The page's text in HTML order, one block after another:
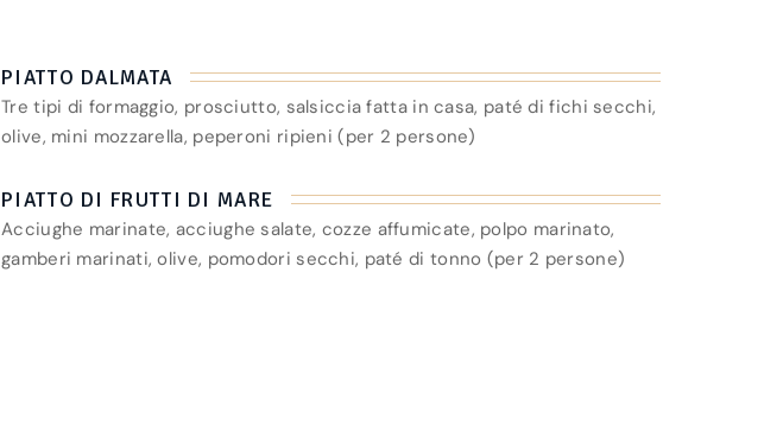
PIATTO DALMATA
Tre tipi di formaggio, prosciutto, salsiccia fatta in casa, paté di fichi secchi,
olive, mini mozzarella, peperoni ripieni (per 2 persone)
PIATTO DI FRUTTI DI MARE
Acciughe marinate, acciughe salate, cozze affumicate, polpo marinato,
gamberi marinati, olive, pomodori secchi, paté di tonno (per 2 persone)